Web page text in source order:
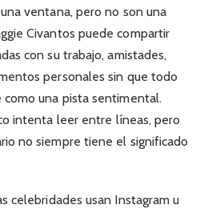
ventana, pero no son una
Civantos puede compartir
con su trabajo, amistades,
personales sin que todo
una pista sentimental.
intenta leer entre líneas, pero
no siempre tiene el significado
celebridades usan Instagram u